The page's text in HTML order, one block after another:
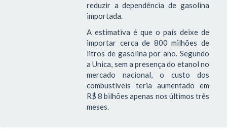
reduzir a dependência de gasolina
importada.
A estimativa é que o país deixe de
importar cerca de 800 milhões de
litros de gasolina por ano. Segundo
a Unica, sem a presença do etanol no
mercado nacional, o custo dos
combustíveis teria aumentado em
R$ 8 bilhões apenas nos últimos três
meses.